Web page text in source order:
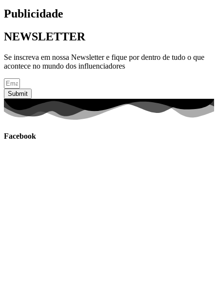
Publicidade
NEWSLETTER
Se inscreva em nossa Newsletter e fique por dentro de tudo o que
acontece no mundo dos influenciadores
Submit
Facebook